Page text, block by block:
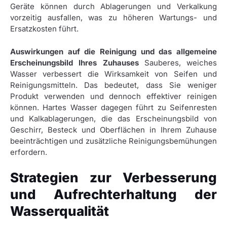
Geräte können durch Ablagerungen und Verkalkung
vorzeitig ausfallen, was zu höheren Wartungs- und
Ersatzkosten führt.
Auswirkungen auf die Reinigung und das allgemeine
Erscheinungsbild Ihres ZuhausesSauberes, weiches
Wasser verbessert die Wirksamkeit von Seifen und
Reinigungsmitteln. Das bedeutet, dass Sie weniger
Produkt verwenden und dennoch effektiver reinigen
können. Hartes Wasser dagegen führt zu Seifenresten
und Kalkablagerungen, die das Erscheinungsbild von
Geschirr, Besteck und Oberflächen in Ihrem Zuhause
beeinträchtigen und zusätzliche Reinigungsbemühungen
erfordern.
Strategien zur Verbesserung
und Aufrechterhaltung der
Wasserqualität